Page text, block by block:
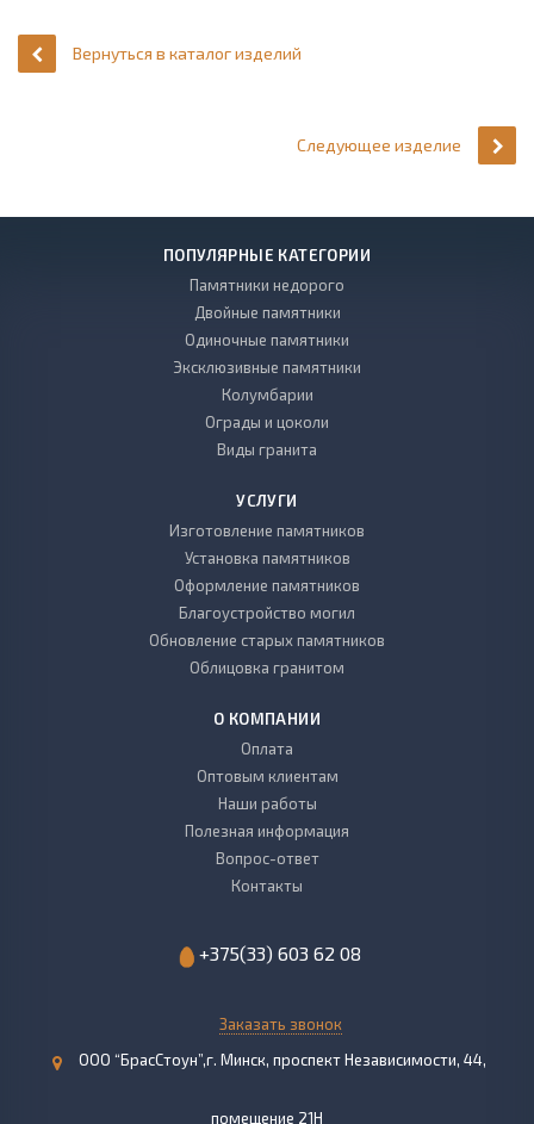
Вернуться в каталог изделий
Следующее изделие
ПОПУЛЯРНЫЕ КАТЕГОРИИ
Памятники недорого
Двойные памятники
Одиночные памятники
Эксклюзивные памятники
Колумбарии
Ограды и цоколи
Виды гранита
УСЛУГИ
Изготовление памятников
Установка памятников
Оформление памятников
Благоустройство могил
Обновление старых памятников
Облицовка гранитом
О КОМПАНИИ
Оплата
Оптовым клиентам
Наши работы
Полезная информация
Вопрос-ответ
Контакты
+375(33) 603 62 08
Заказать звонок
ООО “БрасСтоун”,г. Минск, проспект Независимости, 44,
помещение 21Н